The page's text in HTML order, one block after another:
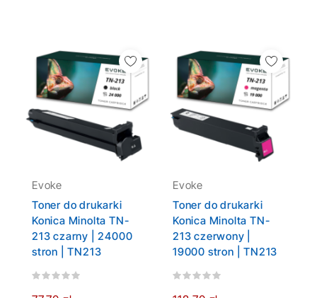
Evoke
Toner do drukarki
Konica Minolta TN-
213 czarny | 24000
stron | TN213
Evoke
Toner do drukarki
Konica Minolta TN-
213 czerwony |
19000 stron | TN213